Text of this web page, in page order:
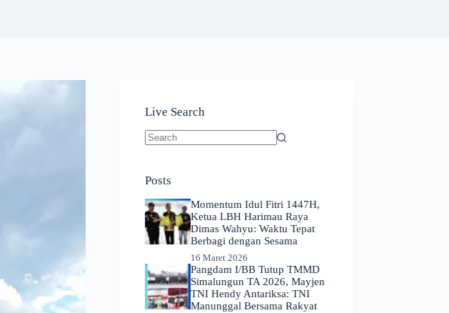
Live Search
Posts
Momentum Idul Fitri 1447H,
Ketua LBH Harimau Raya
Dimas Wahyu: Waktu Tepat
Berbagi dengan Sesama
16 Maret 2026
Pangdam I/BB Tutup TMMD
Simalungun TA 2026, Mayjen
TNI Hendy Antariksa: TNI
Manunggal Bersama Rakyat